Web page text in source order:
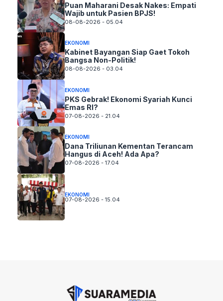
Puan Maharani Desak Nakes: Empati
Wajib untuk Pasien BPJS!
08-08-2026 - 05.04
EKONOMI
Kabinet Bayangan Siap Gaet Tokoh
Bangsa Non-Politik!
08-08-2026 - 03.04
EKONOMI
PKS Gebrak! Ekonomi Syariah Kunci
Emas RI?
07-08-2026 - 21.04
EKONOMI
Dana Triliunan Kementan Terancam
Hangus di Aceh! Ada Apa?
07-08-2026 - 17.04
EKONOMI
07-08-2026 - 15.04